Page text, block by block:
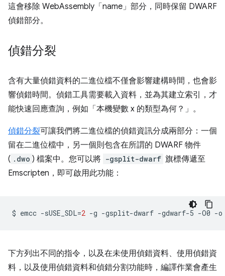
這會移除 WebAssembly「name」部分，同時保留 DWARF
偵錯部分。
偵錯分裂
含有大量偵錯資料的二進位檔不僅會影響建構時間，也會影
響偵錯時間。偵錯工具需要載入資料，並為其建立索引，才
能快速回應查詢，例如「本機變數 x 的類型為何？」。
偵錯分裂可讓我們將二進位檔的偵錯資訊分成兩部分：一個
留在二進位檔中，另一個則包含在所謂的 DWARF 物件
( .dwo ) 檔案中。您可以將 -gsplit-dwarf 旗標傳遞至
Emscripten，即可啟用此功能：
$ emcc -sUSE_SDL=2 -g -gsplit-dwarf -gdwarf-5 -O0 -o
下方列出不同的指令，以及在未使用偵錯資料、使用偵錯資
料，以及使用偵錯資料和偵錯分割功能時，編譯作業會產生